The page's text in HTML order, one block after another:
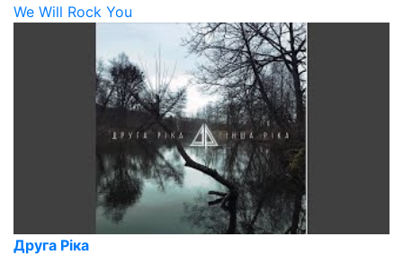
We Will Rock You
Друга Ріка